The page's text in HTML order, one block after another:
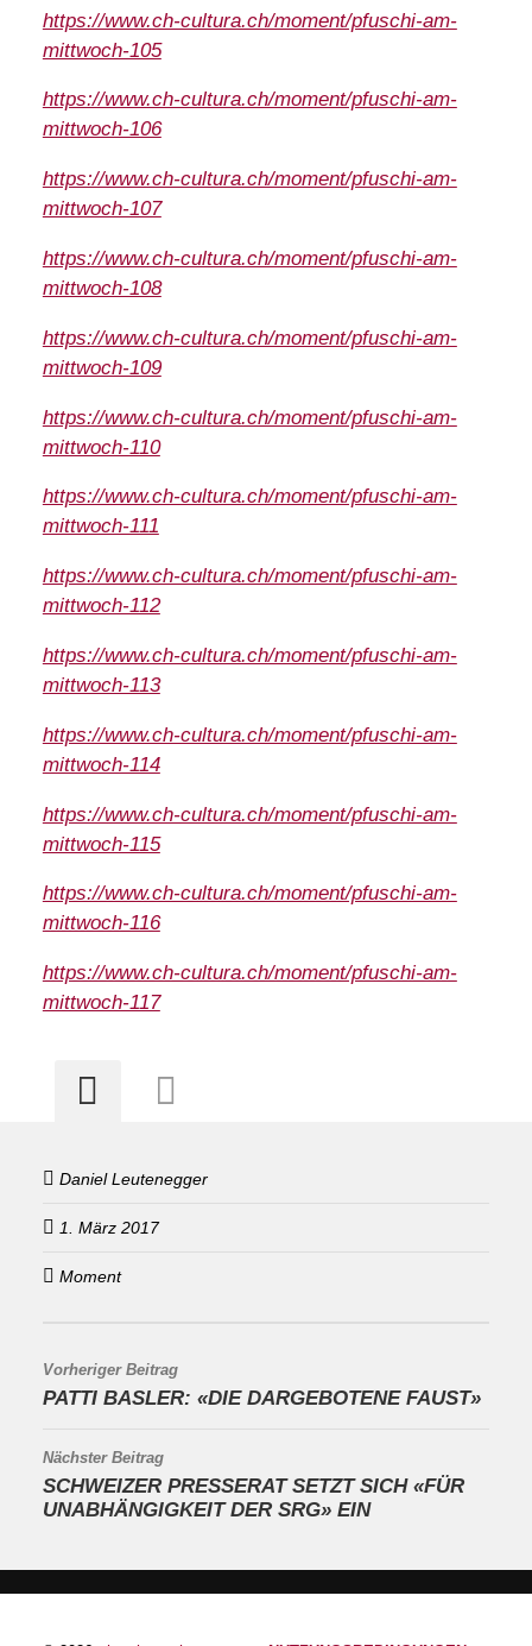
https://www.ch-cultura.ch/moment/pfuschi-am-
mittwoch-105
https://www.ch-cultura.ch/moment/pfuschi-am-
mittwoch-106
https://www.ch-cultura.ch/moment/pfuschi-am-
mittwoch-107
https://www.ch-cultura.ch/moment/pfuschi-am-
mittwoch-108
https://www.ch-cultura.ch/moment/pfuschi-am-
mittwoch-109
https://www.ch-cultura.ch/moment/pfuschi-am-
mittwoch-110
https://www.ch-cultura.ch/moment/pfuschi-am-
mittwoch-111
https://www.ch-cultura.ch/moment/pfuschi-am-
mittwoch-112
https://www.ch-cultura.ch/moment/pfuschi-am-
mittwoch-113
https://www.ch-cultura.ch/moment/pfuschi-am-
mittwoch-114
https://www.ch-cultura.ch/moment/pfuschi-am-
mittwoch-115
https://www.ch-cultura.ch/moment/pfuschi-am-
mittwoch-116
https://www.ch-cultura.ch/moment/pfuschi-am-
mittwoch-117
Daniel Leutenegger
1. März 2017
Moment
Vorheriger Beitrag
PATTI BASLER: «DIE DARGEBOTENE FAUST»
Nächster Beitrag
SCHWEIZER PRESSERAT SETZT SICH «FÜR
UNABHÄNGIGKEIT DER SRG» EIN